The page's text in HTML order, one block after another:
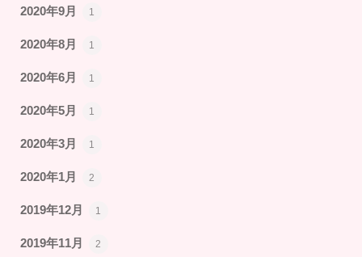
2020年9月 1
2020年8月 1
2020年6月 1
2020年5月 1
2020年3月 1
2020年1月 2
2019年12月 1
2019年11月 2